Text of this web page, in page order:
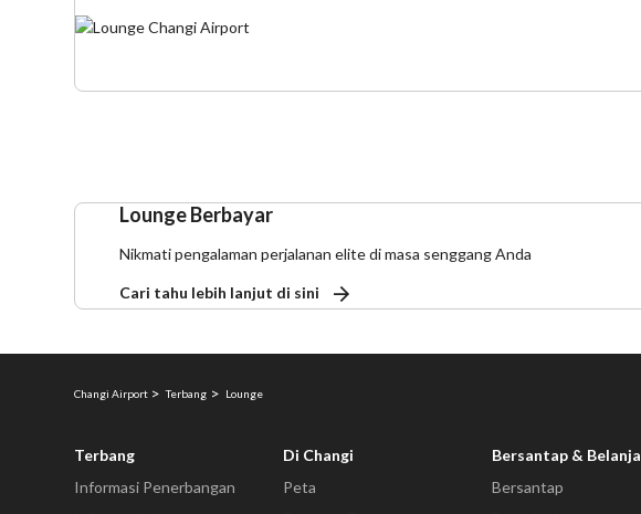
Lounge Berbayar
Nikmati pengalaman perjalanan elite di masa senggang Anda
Cari tahu lebih lanjut di sini
Changi Airport Terbang Lounge
Terbang
Informasi Penerbangan
Di Changi
Peta
Bersantap & Belanja
Bersantap